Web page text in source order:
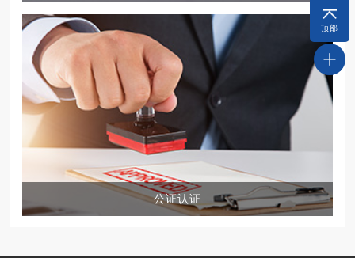
公证认证
顶部